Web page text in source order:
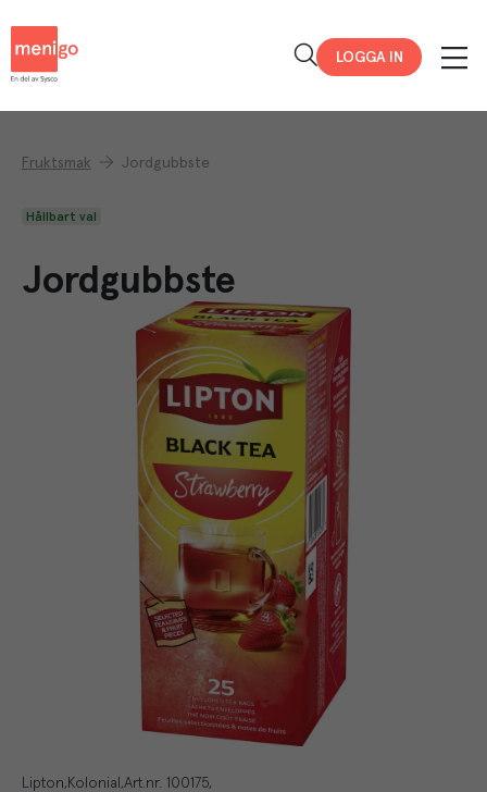
LOGGA IN
Fruktsmak Jordgubbste
Hållbart val
Jordgubbste
Lipton Kolonial Art.nr. 100175